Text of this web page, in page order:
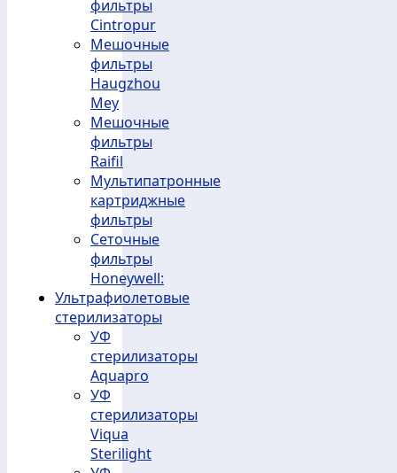
фильтры
Cintropur
Мешочные
фильтры
Haugzhou
Mey
Мешочные
фильтры
Raifil
Мультипатронные
картриджные
фильтры
Сеточные
фильтры
Honeywell:
Ультрафиолетовые
стерилизаторы
УФ
стерилизаторы
Aquapro
УФ
стерилизаторы
Viqua
Sterilight